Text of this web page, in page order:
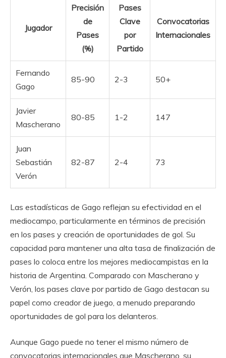
Jugador
Precisión
de
Pases
(%)
Pases
Clave
por
Partido
Convocatorias
Internacionales
Fernando
Gago
85-90 2-3 50+
Javier
Mascherano
80-85 1-2 147
Juan
Sebastián
Verón
82-87 2-4 73
Las estadísticas de Gago reflejan su efectividad en el
mediocampo, particularmente en términos de precisión
en los pases y creación de oportunidades de gol. Su
capacidad para mantener una alta tasa de finalización de
pases lo coloca entre los mejores mediocampistas en la
historia de Argentina. Comparado con Mascherano y
Verón, los pases clave por partido de Gago destacan su
papel como creador de juego, a menudo preparando
oportunidades de gol para los delanteros.
Aunque Gago puede no tener el mismo número de
convocatorias internacionales que Mascherano, su